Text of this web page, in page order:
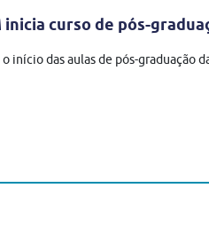
inicia curso de pós-
das aulas de pós-graduação